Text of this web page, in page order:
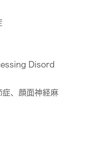
Disord
症、顔面神経麻